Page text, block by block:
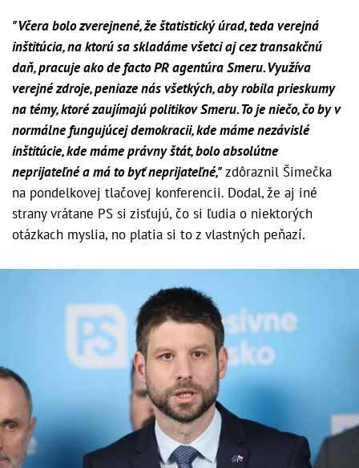
"Včera bolo zverejnené, že štatistický úrad, teda verejná
inštitúcia, na ktorú sa skladáme všetci aj cez transakčnú
daň, pracuje ako de facto PR agentúra Smeru. Využíva
verejné zdroje, peniaze nás všetkých, aby robila prieskumy
na témy, ktoré zaujímajú politikov Smeru. To je niečo, čo by v
normálne fungujúcej demokracii, kde máme nezávislé
inštitúcie, kde máme právny štát, bolo absolútne
neprijateľné a má to byť neprijateľné,"zdôraznil Šimečka
na pondelkovej tlačovej konferencii. Dodal, že aj iné
strany vrátane PS si zisťujú, čo si ľudia o niektorých
otázkach myslia, no platia si to z vlastných peňazí.